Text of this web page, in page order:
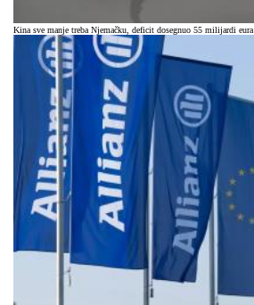
Kina sve manje treba Njemačku, deficit dosegnuo 55 milijardi eura